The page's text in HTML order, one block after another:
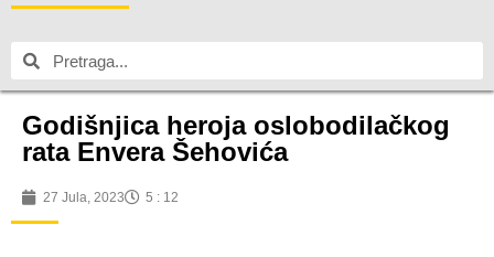
Godišnjica heroja oslobodilačkog
rata Envera Šehovića
27 Jula, 2023 5 : 12